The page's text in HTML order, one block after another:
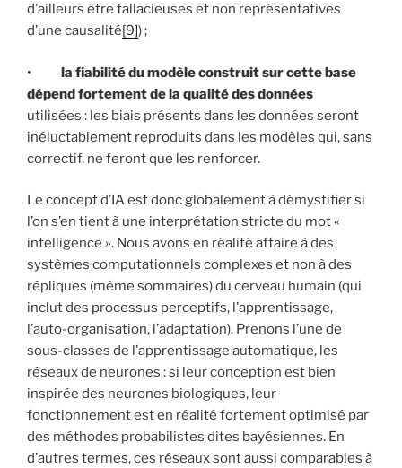
d’ailleurs être fallacieuses et non représentatives
d’une causalité[9]) ;
• la fiabilité du modèle construit sur cette base
dépend fortement de la qualité des données
utilisées : les biais présents dans les données seront
inéluctablement reproduits dans les modèles qui, sans
correctif, ne feront que les renforcer.
Le concept d’IA est donc globalement à démystifier si
l’on s’en tient à une interprétation stricte du mot «
intelligence ». Nous avons en réalité affaire à des
systèmes computationnels complexes et non à des
répliques (même sommaires) du cerveau humain (qui
inclut des processus perceptifs, l’apprentissage,
l’auto-organisation, l’adaptation). Prenons l’une de
sous-classes de l’apprentissage automatique, les
réseaux de neurones : si leur conception est bien
inspirée des neurones biologiques, leur
fonctionnement est en réalité fortement optimisé par
des méthodes probabilistes dites bayésiennes. En
d’autres termes, ces réseaux sont aussi comparables à